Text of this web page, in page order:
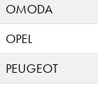
OMODA
OPEL
PEUGEOT